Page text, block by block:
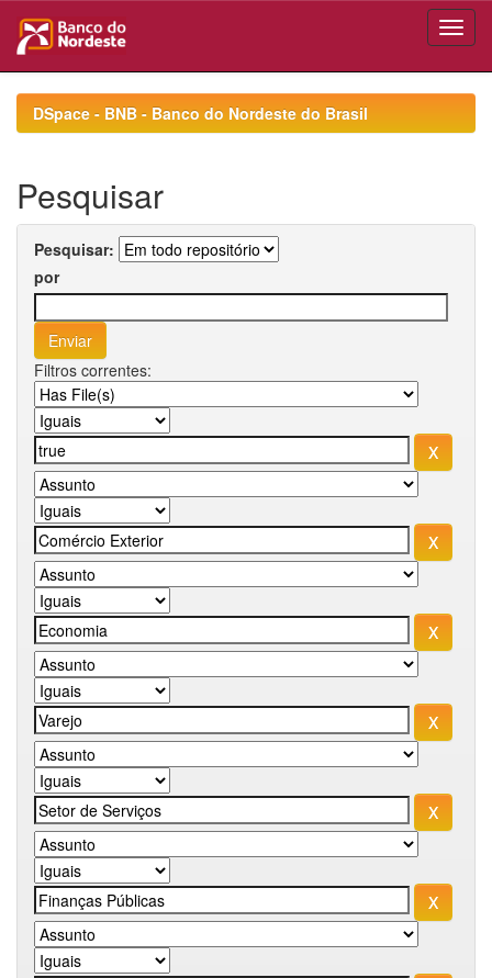
navigationDSpace - BNB - Banco do Nordeste do Brasil
Pesquisar
Pesquisar:
por
Filtros correntes: